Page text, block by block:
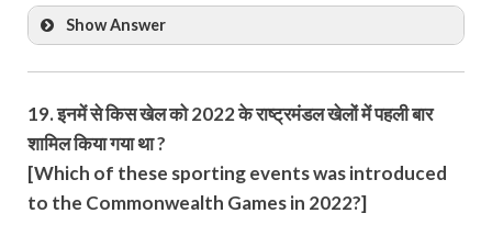
Show Answer
19. इनमें से किस खेल को 2022 के राष्ट्रमंडल खेलों में पहली बार
शामिल किया गया था ?
[Which of these sporting events was introduced
to the Commonwealth Games in 2022?]